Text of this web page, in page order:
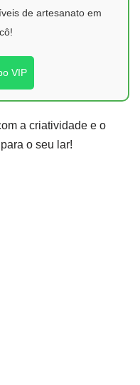
de artesanato em
VIP
a criatividade e o
o seu lar!